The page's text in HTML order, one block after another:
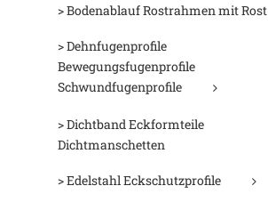
> Bodenablauf Rostrahmen mit Rost
> Dehnfugenprofile
Bewegungsfugenprofile
Schwundfugenprofile
> Dichtband Eckformteile
Dichtmanschetten
> Edelstahl Eckschutzprofile